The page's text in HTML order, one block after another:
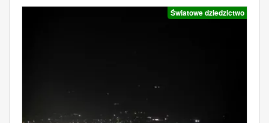
Światowe dziedzictwo